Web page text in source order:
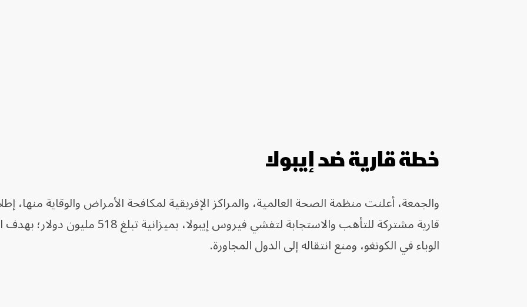
خطة قارية ضد إيبولا
والجمعة، أعلنت منظمة الصحة العالمية، والمراكز الإفريقية لمكافحة الأمراض والوقاية منها،
قارية مشتركة للتأهب والاستجابة لتفشي فيروس إيبولا، بميزانية تبلغ 518
الوباء في الكونغو، ومنع انتقاله إلى الدول المجاورة.